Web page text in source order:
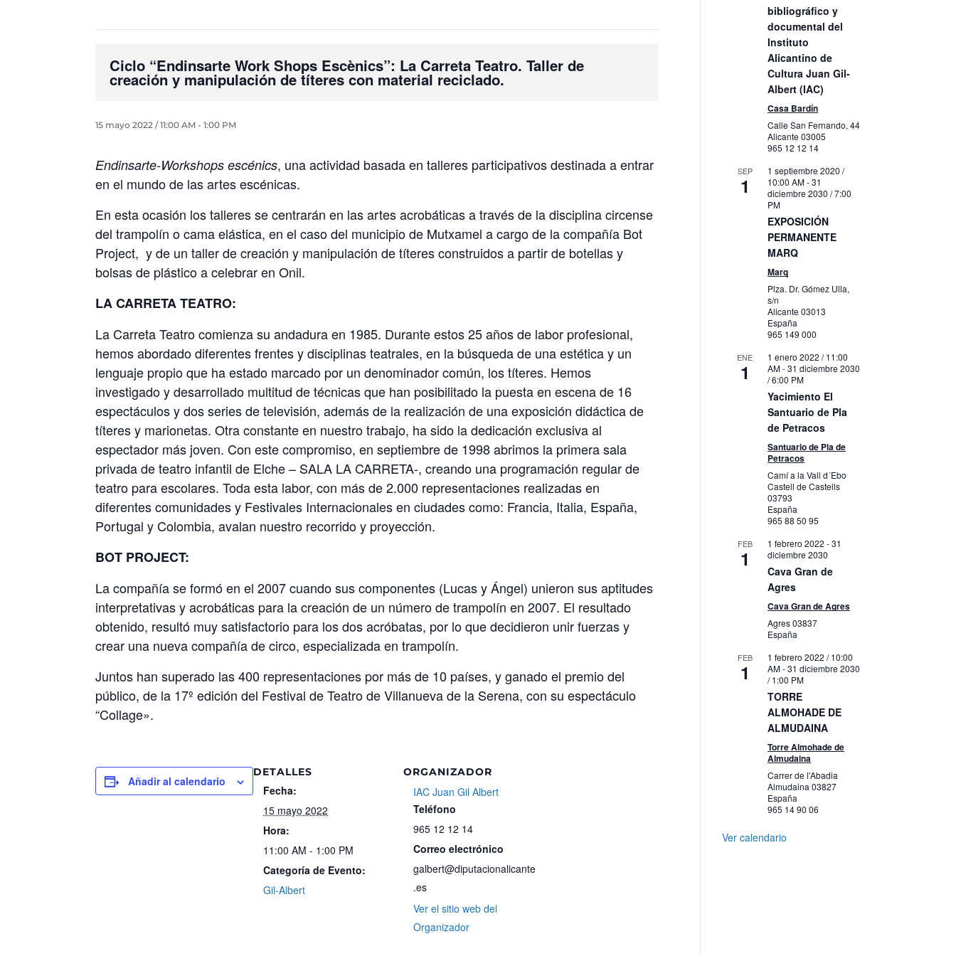
Ciclo “Endinsarte Work Shops Escènics”: La Carreta Teatro. Taller de
creación y manipulación de títeres con material reciclado.
15 mayo 2022 / 11:00 AM -1:00 PM
Endinsarte-Workshops escénics, una actividad basada en talleres participativos destinada a entrar
en el mundo de las artes escénicas.
En esta ocasión los talleres se centrarán en las artes acrobáticas a través de la disciplina circense
del trampolín o cama elástica, en el caso del municipio de Mutxamel a cargo de la compañía Bot
Project, y de un taller de creación y manipulación de títeres construidos a partir de botellas y
bolsas de plástico a celebrar en Onil.
LA CARRETA TEATRO:
La Carreta Teatro comienza su andadura en 1985. Durante estos 25 años de labor profesional,
hemos abordado diferentes frentes y disciplinas teatrales, en la búsqueda de una estética y un
lenguaje propio que ha estado marcado por un denominador común, los títeres. Hemos
investigado y desarrollado multitud de técnicas que han posibilitado la puesta en escena de 16
espectáculos y dos series de televisión, además de la realización de una exposición didáctica de
títeres y marionetas. Otra constante en nuestro trabajo, ha sido la dedicación exclusiva al
espectador más joven. Con este compromiso, en septiembre de 1998 abrimos la primera sala
privada de teatro infantil de Elche – SALA LA CARRETA-, creando una programación regular de
teatro para escolares. Toda esta labor, con más de 2.000 representaciones realizadas en
diferentes comunidades y Festivales Internacionales en ciudades como: Francia, Italia, España,
Portugal y Colombia, avalan nuestro recorrido y proyección.
BOT PROJECT:
La compañía se formó en el 2007 cuando sus componentes (Lucas y Ángel) unieron sus aptitudes
interpretativas y acrobáticas para la creación de un número de trampolín en 2007. El resultado
obtenido, resultó muy satisfactorio para los dos acróbatas, por lo que decidieron unir fuerzas y
crear una nueva compañía de circo, especializada en trampolín.
Juntos han superado las 400 representaciones por más de 10 países, y ganado el premio del
público, de la 17º edición del Festival de Teatro de Villanueva de la Serena, con su espectáculo
“Collage».
Añadir al calendario
DETALLES
Fecha:
15 mayo 2022
Hora:
11:00 AM - 1:00 PM
Categoría de Evento:
Gil-Albert
ORGANIZADOR
IAC Juan Gil Albert
Teléfono
965 12 12 14
Correo electrónico
galbert@diputacionalicante
.es
Ver el sitio web del
Organizador
bibliográfico y
documental del
Instituto
Alicantino de
Cultura Juan Gil-
Albert (IAC)
Casa Bardín
Calle San Fernando, 44
Alicante03005
965 12 12 14
SEP
1
1 septiembre 2020 /
10:00 AM-31
diciembre 2030 / 7:00
PM
EXPOSICIÓN
PERMANENTE
MARQ
Marq
Plza. Dr. Gómez Ulla,
s/n
Alicante03013
España
965 149 000
ENE
1
1 enero 2022 / 11:00
AM-31 diciembre 2030
/ 6:00 PM
Yacimiento El
Santuario de Pla
de Petracos
Santuario de Pla de
Petracos
Camí a la Vall d´Ebo
Castell de Castells
03793
España
965 88 50 95
FEB
1
1 febrero 2022 -31
diciembre 2030
Cava Gran de
Agres
Cava Gran de Agres
Agres03837
España
FEB
1
1 febrero 2022 / 10:00
AM-31 diciembre 2030
/ 1:00 PM
TORRE
ALMOHADE DE
ALMUDAINA
Torre Almohade de
Almudaina
Carrer de l'Abadia
Almudaina03827
España
965 14 90 06
Ver calendario